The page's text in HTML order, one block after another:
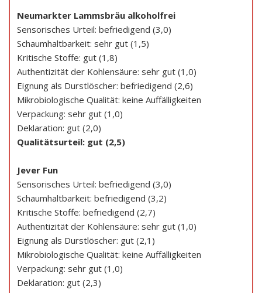
Neumarkter Lammsbräu alkoholfrei
Sensorisches Urteil: befriedigend (3,0)
Schaumhaltbarkeit: sehr gut (1,5)
Kritische Stoffe: gut (1,8)
Authentizität der Kohlensäure: sehr gut (1,0)
Eignung als Durstlöscher: befriedigend (2,6)
Mikrobiologische Qualität: keine Auffälligkeiten
Verpackung: sehr gut (1,0)
Deklaration: gut (2,0)
Qualitätsurteil: gut (2,5)
Jever Fun
Sensorisches Urteil: befriedigend (3,0)
Schaumhaltbarkeit: befriedigend (3,2)
Kritische Stoffe: befriedigend (2,7)
Authentizität der Kohlensäure: sehr gut (1,0)
Eignung als Durstlöscher: gut (2,1)
Mikrobiologische Qualität: keine Auffälligkeiten
Verpackung: sehr gut (1,0)
Deklaration: gut (2,3)